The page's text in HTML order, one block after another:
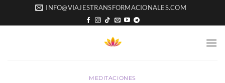
INFO@VIAJESTRANSFORMACIONALES.COM
MEDITACIONES